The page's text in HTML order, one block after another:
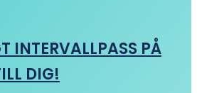
INTERVALLPASS PÅ
DIG!